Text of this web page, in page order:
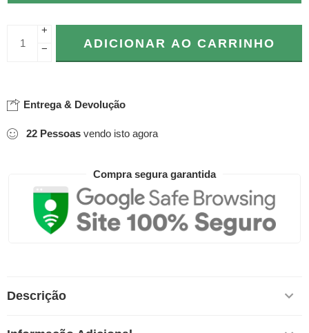
+
−
ADICIONAR AO CARRINHO
Entrega & Devolução
22 Pessoas vendo isto agora
Compra segura garantida
Descrição